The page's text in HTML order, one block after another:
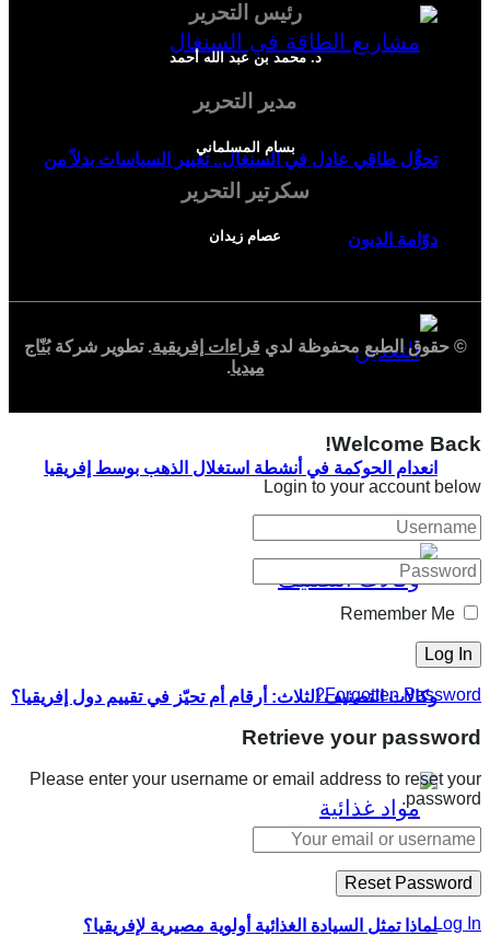
تحوُّل طاقي عادل في السنغال.. تغيير السياسات بدلاً من
دوّامة الديون
انعدام الحوكمة في أنشطة استغلال الذهب بوسط إفريقيا
وكالات التصنيف الثلاث: أرقام أم تحيّز في تقييم دول إفريقيا؟
لماذا تمثل السيادة الغذائية أولوية مصيرية لإفريقيا؟
رئيس التحرير
د. محمد بن عبد الله أحمد
مدير التحرير
بسام المسلماني
سكرتير التحرير
عصام زيدان
© حقوق الطبع محفوظة لدي قراءات إفريقية. تطوير شركةبُنّاج
ميديا.
Welcome Back!
Login to your account below
Remember Me
Forgotten Password?
Retrieve your password
Please enter your username or email address to reset your
password.
Log In